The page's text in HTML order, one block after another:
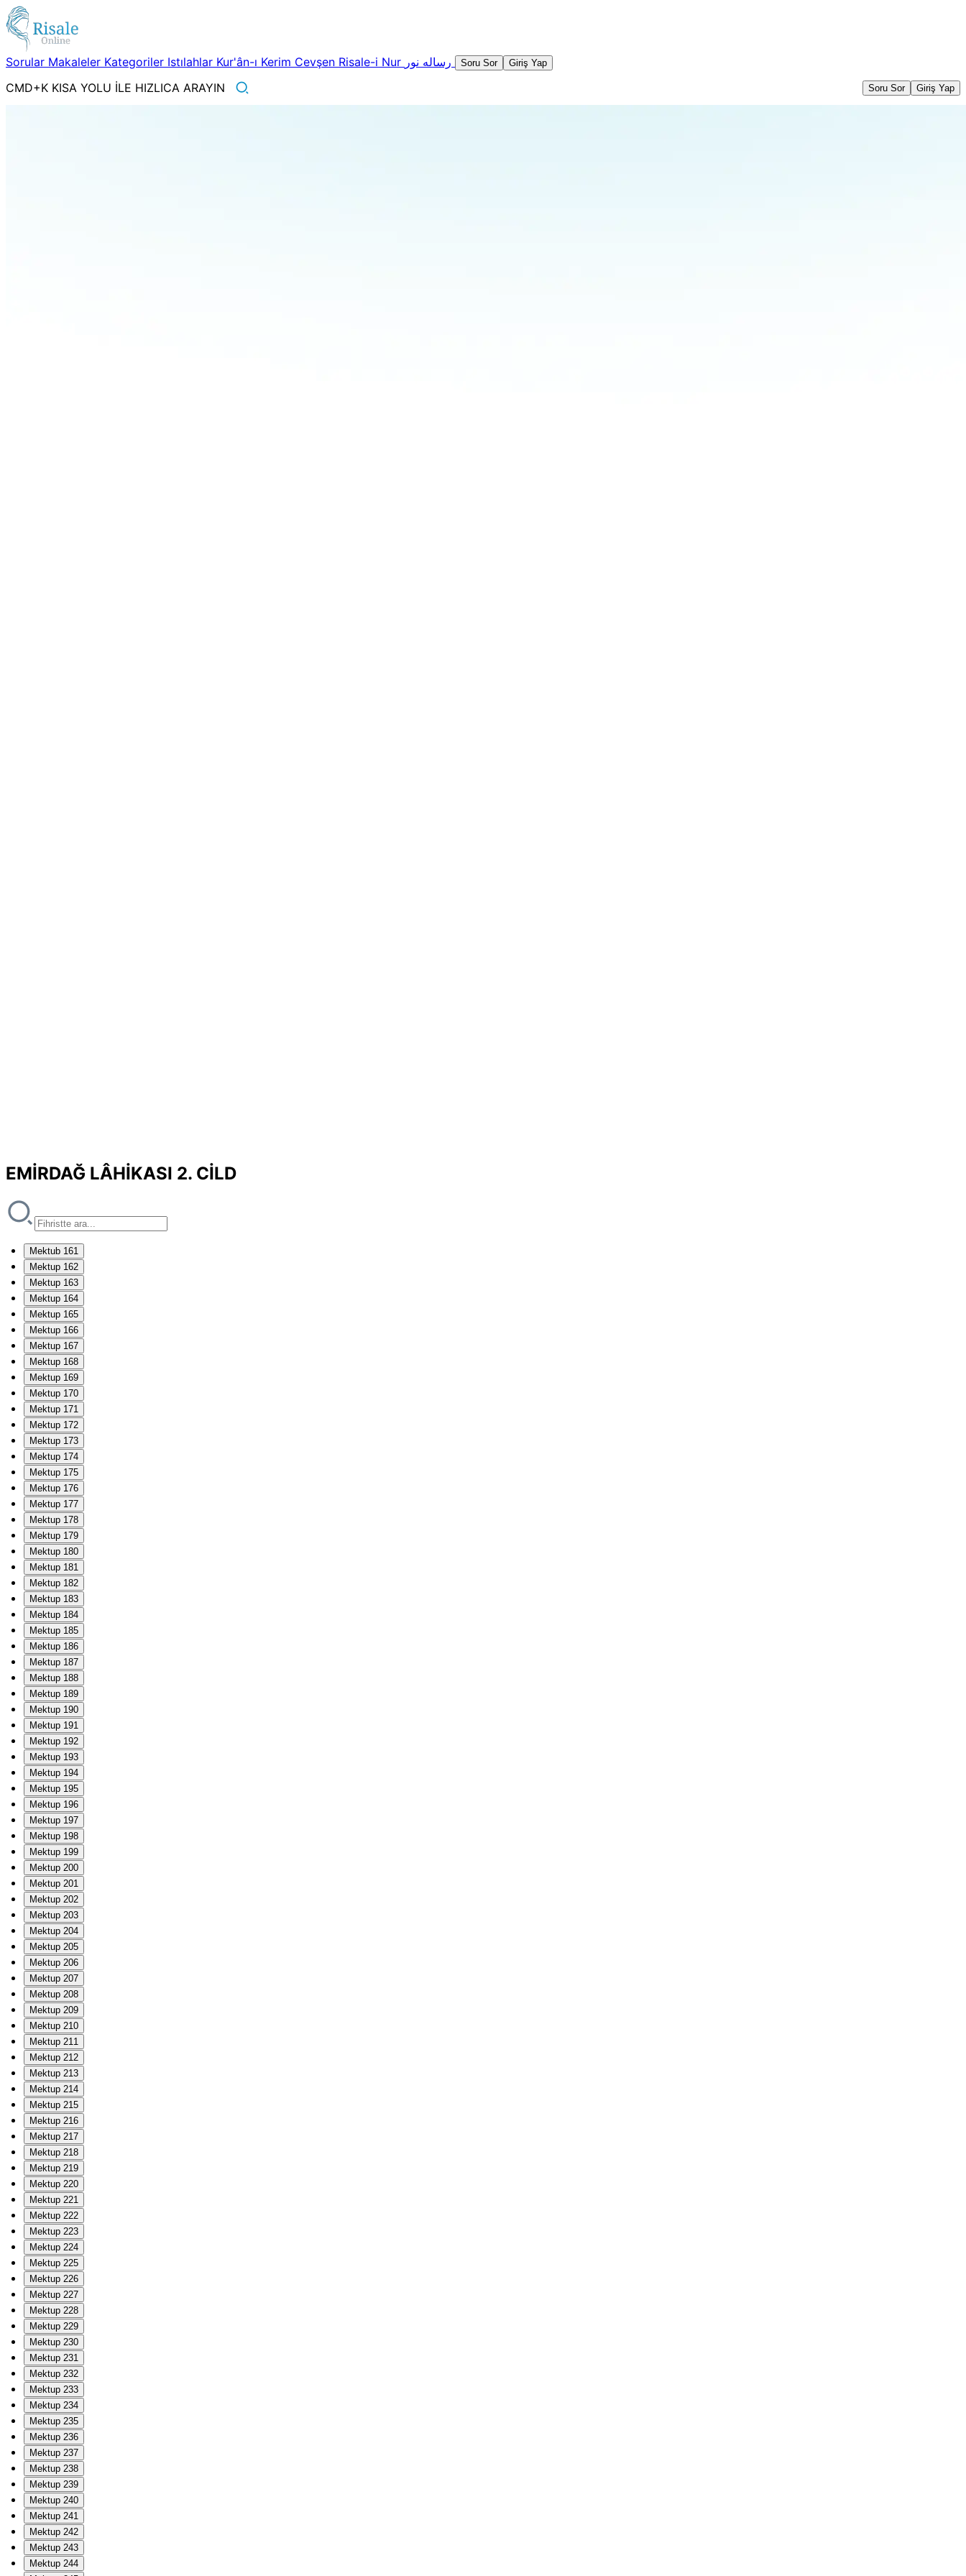
Sorular Makaleler Kategoriler Istılahlar Kur'ân-ı Kerim Cevşen Risale-i Nur Soru Sor Giriş Yap
CMD+K KISA YOLU İLE HIZLICA ARAYIN Soru Sor Giriş Yap
EMİRDAĞ LÂHİKASI 2. CİLD
Mektub 161
Mektup 162
Mektup 163
Mektup 164
Mektup 165
Mektup 166
Mektup 167
Mektup 168
Mektup 169
Mektup 170
Mektup 171
Mektup 172
Mektup 173
Mektup 174
Mektup 175
Mektup 176
Mektup 177
Mektup 178
Mektup 179
Mektup 180
Mektup 181
Mektup 182
Mektup 183
Mektup 184
Mektup 185
Mektup 186
Mektup 187
Mektup 188
Mektup 189
Mektup 190
Mektup 191
Mektup 192
Mektup 193
Mektup 194
Mektup 195
Mektup 196
Mektup 197
Mektup 198
Mektup 199
Mektup 200
Mektup 201
Mektup 202
Mektup 203
Mektup 204
Mektup 205
Mektup 206
Mektup 207
Mektup 208
Mektup 209
Mektup 210
Mektup 211
Mektup 212
Mektup 213
Mektup 214
Mektup 215
Mektup 216
Mektup 217
Mektup 218
Mektup 219
Mektup 220
Mektup 221
Mektup 222
Mektup 223
Mektup 224
Mektup 225
Mektup 226
Mektup 227
Mektup 228
Mektup 229
Mektup 230
Mektup 231
Mektup 232
Mektup 233
Mektup 234
Mektup 235
Mektup 236
Mektup 237
Mektup 238
Mektup 239
Mektup 240
Mektup 241
Mektup 242
Mektup 243
Mektup 244